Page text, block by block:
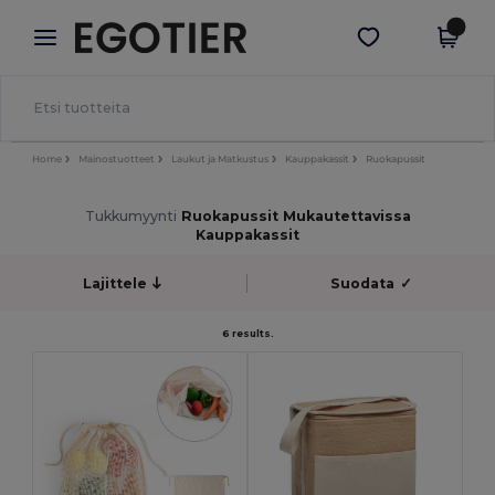
× Egotier-sovellus
Paremmat hinnat appissa!
Hae sovellus
Home Mainostuotteet Laukut ja Matkustus Kauppakassit Ruokapussit
Tukkumyynti Ruokapussit Mukautettavissa
Kauppakassit
Lajittele Suodata ✓
6 results.